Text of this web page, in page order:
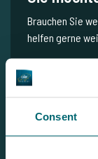
Consent
Brauchen Sie
helfen gerne
WhatsApp: